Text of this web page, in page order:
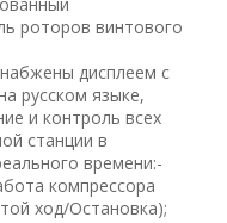
роторов винтового
дисплеем с
русском языке,
и контроль всех
станции в
времени:-
компрессора
ход/Остановка);